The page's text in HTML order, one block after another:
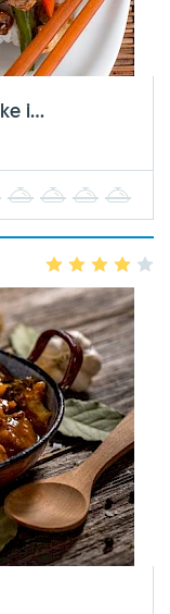
i...
2 3 4
2 3 4